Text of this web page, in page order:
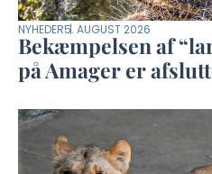
NYHEDER5. AUGUST 2026
Bekæmpelsen af
på Amager er